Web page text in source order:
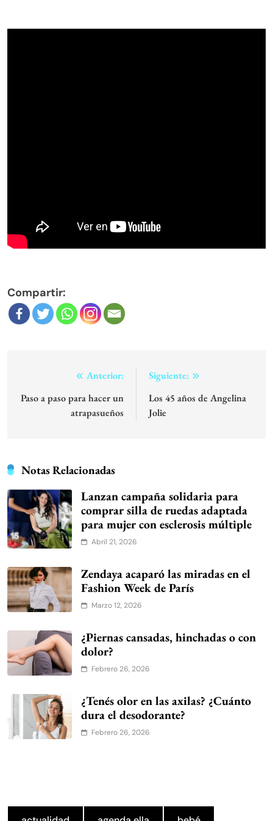
Compartir:
Navegación
de
entradas
Anterior:
Paso a paso para hacer un
atrapasueños
Siguiente:
Los 45 años de Angelina
Jolie
Notas Relacionadas
Lanzan campaña solidaria para
comprar silla de ruedas adaptada
para mujer con esclerosis múltiple
Abril 21, 2026
Zendaya acaparó las miradas en el
Fashion Week de París
Marzo 12, 2026
¿Piernas cansadas, hinchadas o con
dolor?
Febrero 26, 2026
¿Tenés olor en las axilas? ¿Cuánto
dura el desodorante?
Febrero 26, 2026